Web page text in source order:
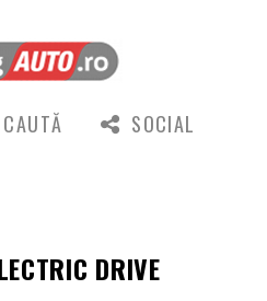
CAUTĂ SOCIAL
DRIVE